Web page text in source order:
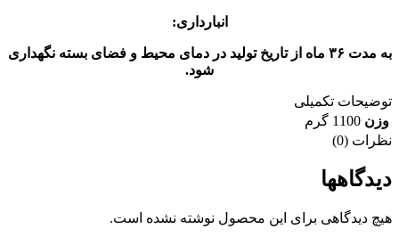
انبارداری:
به مدت ۳۶ ماه از تاریخ تولید در دمای محیط و فضای بسته نگهداری
شود.
توضیحات تکمیلی
وزن 1100 گرم
نظرات (0)
دیدگاهها
هیچ دیدگاهی برای این محصول نوشته نشده است.